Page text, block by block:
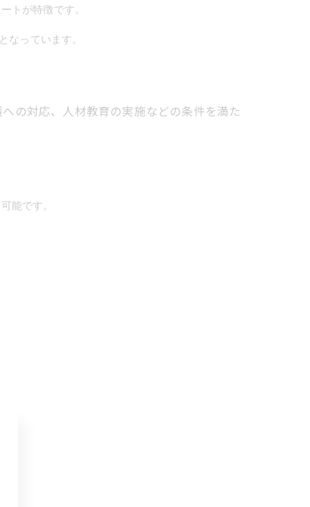
トが特徴です。
なっています。
の対応、人材教育の実施などの条件を満た
能です。